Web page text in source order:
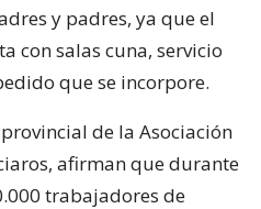
y padres, ya que el
con salas cuna, servicio
que se incorpore.
de la Asociación
afirman que durante
trabajadores de